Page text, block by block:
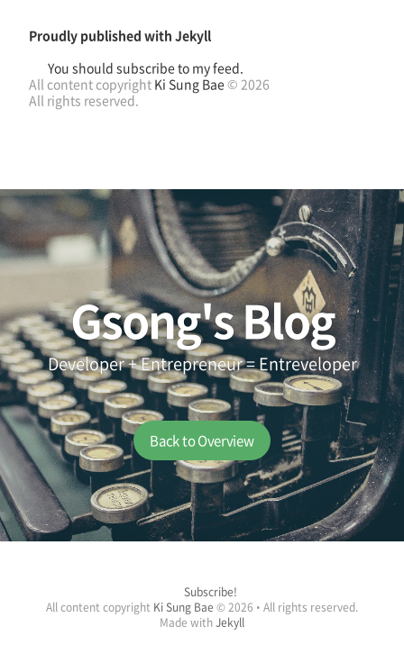
Proudly published with Jekyll
You should subscribe to my feed.
All content copyright Ki Sung Bae© 2026
All rights reserved.
Gsong's Blog
Developer + Entrepreneur = Entreveloper
Back to Overview
Subscribe!
All content copyright Ki Sung Bae © 2026 • All rights reserved.
Made withJekyll